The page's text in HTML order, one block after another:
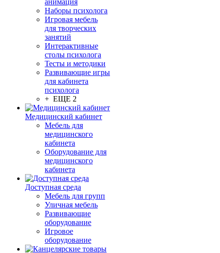
анимация
Наборы психолога
Игровая мебель
для творческих
занятий
Интерактивные
столы психолога
Тесты и методики
Развивающие игры
для кабинета
психолога
+ ЕЩЕ 2
Медицинский кабинет
Мебель для
медицинского
кабинета
Оборудование для
медицинского
кабинета
Доступная среда
Мебель для групп
Уличная мебель
Развивающие
оборудование
Игровое
оборудование